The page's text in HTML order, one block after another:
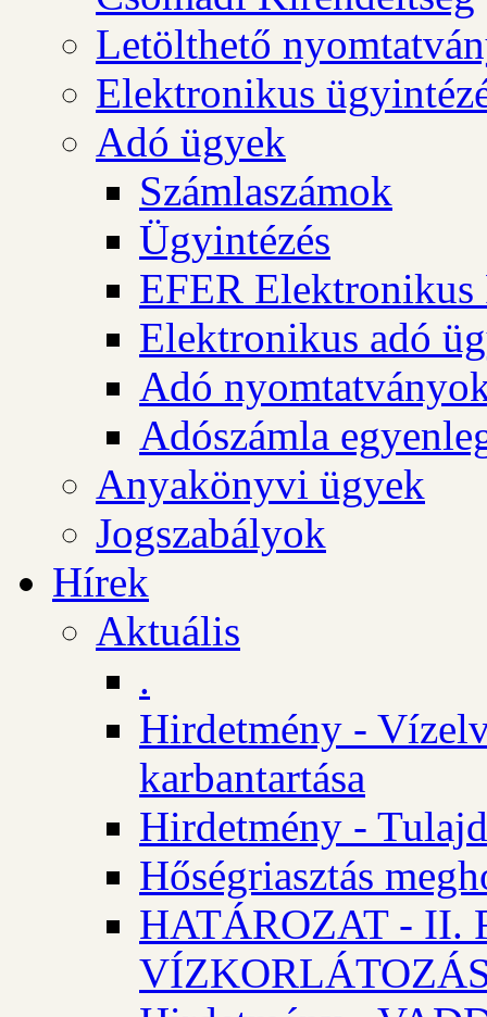
Letölthető
Elektronikus
Adó ügyek
Számlaszámok
Ügyintézés
EFER Elektronikus
Elektronikus adó
Adó
Adószámla
Anyakönyvi ügyek
Jogszabályok
Hírek
Aktuális
.
Hirdetmény -
karbantartása
Hirdetmény -
Hőségriasztás
HATÁROZAT - II.